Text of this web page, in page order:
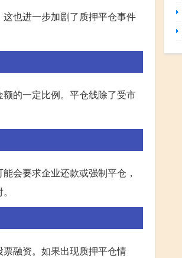
也进一步加剧了质押平仓事件
的一定比例。平仓线除了受市
会要求企业还款或强制平仓，
融资。如果出现质押平仓情